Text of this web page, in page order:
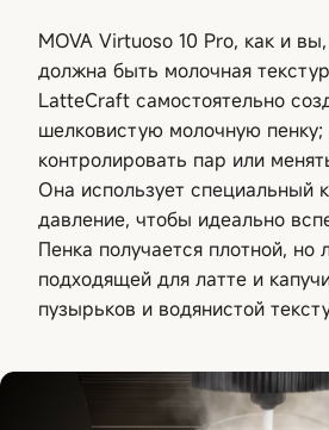
MOVA Virtuoso 10 Pro, как и
должна быть молочная
LatteCraft самостоятельно
шелковистую молочную
контролировать пар или
Она использует специальный
давление, чтобы идеально
Пенка получается плотной, но
подходящей для латте и
пузырьков и водянистой